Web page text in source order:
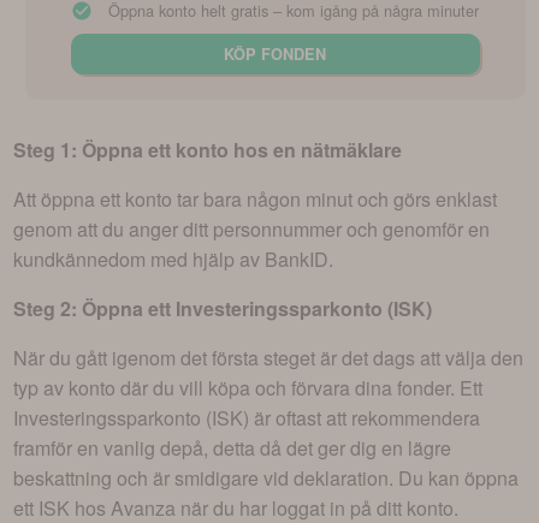
Öppna konto helt gratis – kom igång på några minuter
KÖP FONDEN
Steg 1: Öppna ett konto hos en nätmäklare
Att öppna ett konto tar bara någon minut och görs enklast
genom att du anger ditt personnummer och genomför en
kundkännedom med hjälp av BankID.
Steg 2: Öppna ett Investeringssparkonto (ISK)
När du gått igenom det första steget är det dags att välja den
typ av konto där du vill köpa och förvara dina fonder. Ett
Investeringssparkonto (ISK) är oftast att rekommendera
framför en vanlig depå, detta då det ger dig en lägre
beskattning och är smidigare vid deklaration. Du kan öppna
ett ISK hos Avanza när du har loggat in på ditt konto.